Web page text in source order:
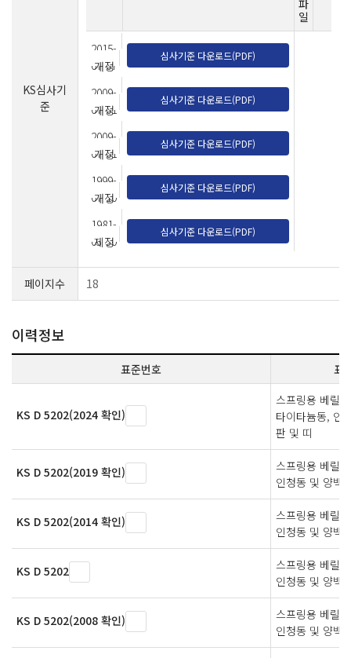
KS심사기
준
파
일
2015-
07-07
개정
심사기준 다운로드(PDF)
2009-
07-01
개정
심사기준 다운로드(PDF)
2009-
07-01
개정
심사기준 다운로드(PDF)
1999-
07-10
개정
심사기준 다운로드(PDF)
1981-
03-30
제정
심사기준 다운로드(PDF)
페이지수 18
이력정보
표준번호 표
KS D 5202(2024 확인)
스프링용 베릴
타이타늄동, 인
판 및 띠
KS D 5202(2019 확인)
스프링용 베릴
인청동 및 양백
KS D 5202(2014 확인)
스프링용 베릴
인청동 및 양백
KS D 5202
스프링용 베릴
인청동 및 양백
KS D 5202(2008 확인)
스프링용 베릴
인청동 및 양백